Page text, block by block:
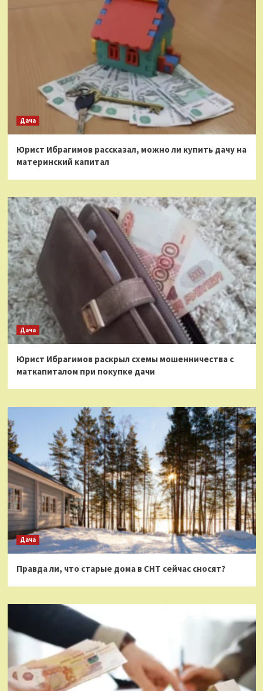
Дача
Юрист Ибрагимов рассказал, можно ли купить дачу на
материнский капитал
Дача
Юрист Ибрагимов раскрыл схемы мошенничества с
маткапиталом при покупке дачи
Дача
Правда ли, что старые дома в СНТ сейчас сносят?